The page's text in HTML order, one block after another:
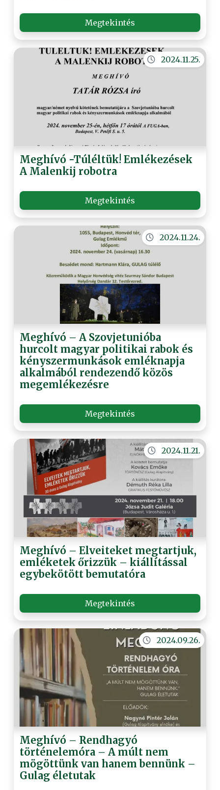
Megtekintés
2024.11.25.
Meghívó -Túléltük! Emlékezések
A Malenkij robotra
Megtekintés
2024.11.24.
Meghívó – A Szovjetunióba
hurcolt magyar politikai rabok és
kényszermunkások emléknapja
alkalmából rendezendő közös
megemlékezésre
Megtekintés
2024.11.21.
Meghívó – Elveiteket megtartjuk,
emléketek őrizzük – kiállítással
egybekötött bemutatóra
Megtekintés
2024.09.26.
Meghívó – Rendhagyó
történelemóra – A múlt nem
mögöttünk van hanem bennünk –
Gulag életutak